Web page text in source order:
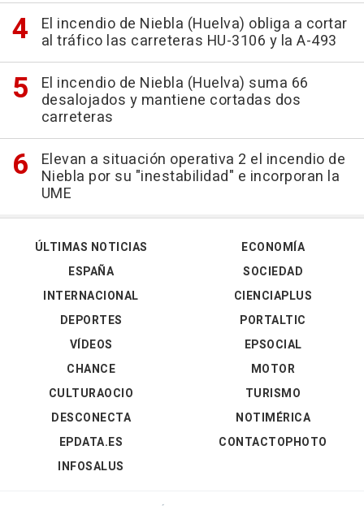
El incendio de Niebla (Huelva) obliga a cortar
al tráfico las carreteras HU-3106 y la A-493
El incendio de Niebla (Huelva) suma 66
desalojados y mantiene cortadas dos
carreteras
Elevan a situación operativa 2 el incendio de
Niebla por su "inestabilidad" e incorporan la
UME
ÚLTIMAS NOTICIAS
ESPAÑA
INTERNACIONAL
DEPORTES
VÍDEOS
ECONOMÍA
SOCIEDAD
CIENCIAPLUS
PORTALTIC
EPSOCIAL
CHANCE
CULTURAOCIO
DESCONECTA
EPDATA.ES
INFOSALUS
MOTOR
TURISMO
NOTIMÉRICA
CONTACTOPHOTO